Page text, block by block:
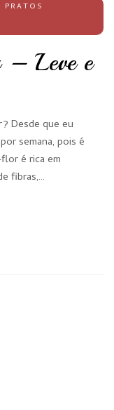
PRATOS
Leve e
Desde que eu
semana, pois é
é rica em
fibras,…